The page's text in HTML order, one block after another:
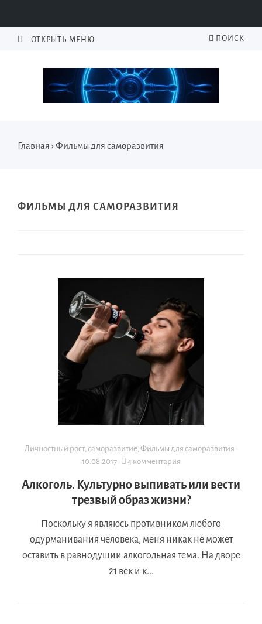
ОТКРЫТЬ МЕНЮ ПОИСК
Главная › Фильмы для саморазвития
ФИЛЬМЫ ДЛЯ САМОРАЗВИТИЯ
Личностный рост, саморазвитие,Фильмы для саморазвития ·
10.08.2017· 4 комментария
Алкоголь. Культурно выпивать или вести
трезвый образ жизни?
Поскольку я являюсь противником любого
одурманивания человека, меня никак не может
оставить в равнодушии алкогольная тема. На дворе
21 век и к...